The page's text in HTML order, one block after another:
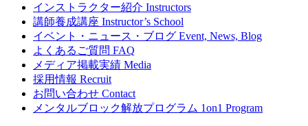
インストラクター紹介 Instructors
講師養成講座 Instructor’s School
イベント・ニュース・ブログ Event, News, Blog
よくあるご質問 FAQ
メディア掲載実績 Media
採用情報 Recruit
お問い合わせ Contact
メンタルブロック解放プログラム 1on1 Program